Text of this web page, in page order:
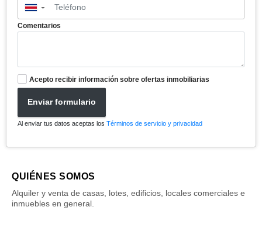
▼
Comentarios
Acepto recibir información sobre ofertas inmobiliarias
Enviar formulario
Al enviar tus datos aceptas los Términos de servicio y privacidad
QUIÉNES SOMOS
Alquiler y venta de casas, lotes, edificios, locales comerciales e
inmuebles en general.